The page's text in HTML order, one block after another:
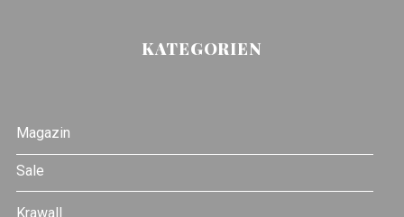
KATEGORIEN
Magazin
Sale
Krawall